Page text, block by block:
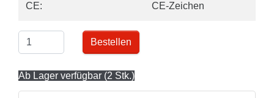
CE: CE-Zeichen
Bestellen
Ab Lager verfügbar (2 Stk.)